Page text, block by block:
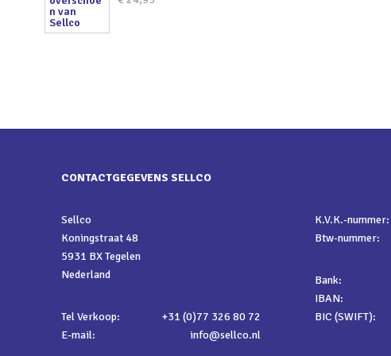
CONTACTGEGEVENS SELLCO
Sellco
Koningstraat 48
5931 BX Tegelen
Nederland
Tel Verkoop:
+31 (0)77 326 80 72
E-mail:
info@sellco.nl
K.V.K.-nummer:
Btw-nummer:
Bank:
IBAN:
BIC (SWIFT):